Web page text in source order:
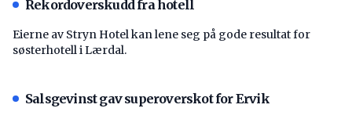
Rekordoverskudd fra hotell
Eierne av Stryn Hotel kan lene seg på gode resultat for
søsterhotell i Lærdal.
Salsgevinst gav superoverskot for Ervik